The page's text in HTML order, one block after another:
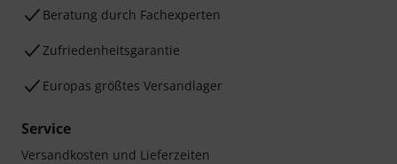
Beratung durch Fachexperten
Zufriedenheitsgarantie
Europas größtes Versandlager
Service
Versandkosten und Lieferzeiten